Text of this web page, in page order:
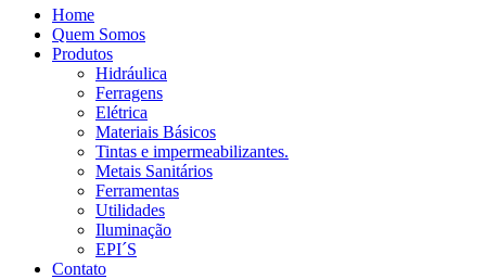
Home
Quem Somos
Produtos
Hidráulica
Ferragens
Elétrica
Materiais Básicos
Tintas e impermeabilizantes.
Metais Sanitários
Ferramentas
Utilidades
Iluminação
EPI´S
Contato